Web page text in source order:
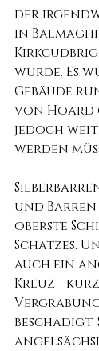
der
in
wurde. Es
Gebäude
von Hoard
jedoch
werden
und
oberste
Schatzes.
auch ein
Kreuz -